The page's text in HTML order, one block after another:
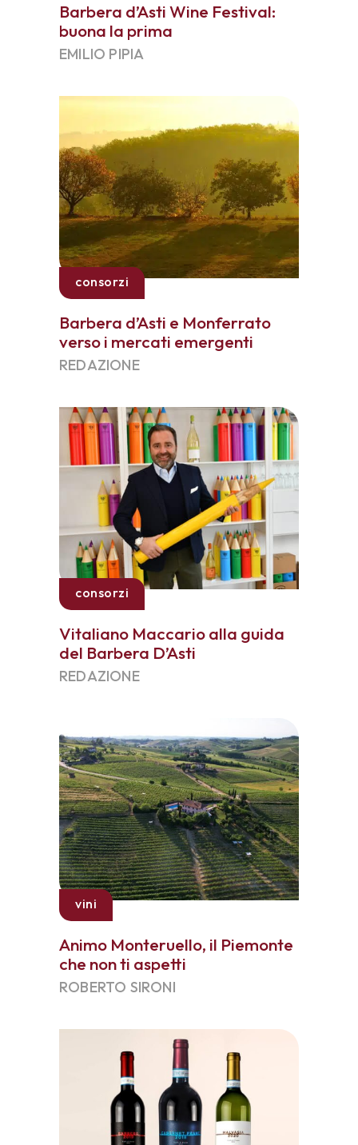
Barbera d’Asti Wine Festival:
buona la prima
EMILIO PIPIA
consorzi
Barbera d’Asti e Monferrato
verso i mercati emergenti
REDAZIONE
consorzi
Vitaliano Maccario alla guida
del Barbera D’Asti
REDAZIONE
vini
Animo Monteruello, il Piemonte
che non ti aspetti
ROBERTO SIRONI